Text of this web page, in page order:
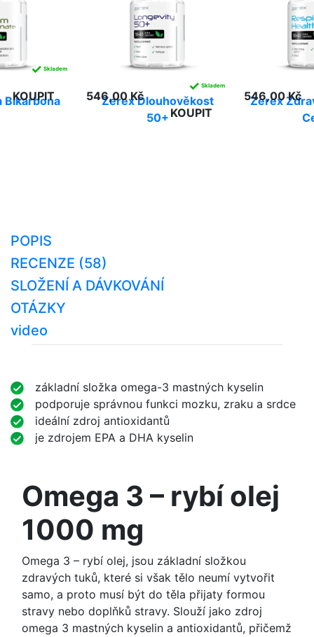
Bikarbona
✓ Skladem
KOUPIT
Zerex Dlouhověkost
50+
546,00 Kč
✓ Skladem
KOUPIT
Zerex
546,00 Kč
POPIS
RECENZE (58)
SLOŽENÍ A DÁVKOVÁNÍ
OTÁZKY
video
základní složka omega-3 mastných kyselin
podporuje správnou funkci mozku, zraku a srdce
ideální zdroj antioxidantů
je zdrojem EPA a DHA kyselin
Omega 3 – rybí olej
1000 mg
Omega 3 – rybí olej, jsou základní složkou
zdravých tuků, které si však tělo neumí vytvořit
samo, a proto musí být do těla přijaty formou
stravy nebo doplňků stravy. Slouží jako zdroj
omega 3 mastných kyselin a antioxidantů, přičemž